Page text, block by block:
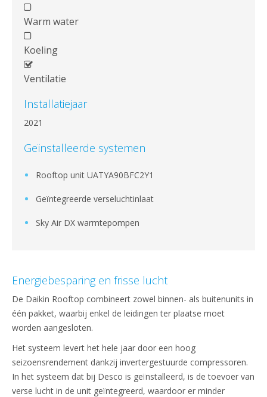
Warm water
Koeling
Ventilatie
Installatiejaar
2021
Geïnstalleerde systemen
Rooftop unit UATYA90BFC2Y1
Geïntegreerde verseluchtinlaat
Sky Air DX warmtepompen
Energiebesparing en frisse lucht
De Daikin Rooftop combineert zowel binnen- als buitenunits in
één pakket, waarbij enkel de leidingen ter plaatse moet
worden aangesloten.
Het systeem levert het hele jaar door een hoog
seizoensrendement dankzij invertergestuurde compressoren.
In het systeem dat bij Desco is geïnstalleerd, is de toevoer van
verse lucht in de unit geïntegreerd, waardoor er minder